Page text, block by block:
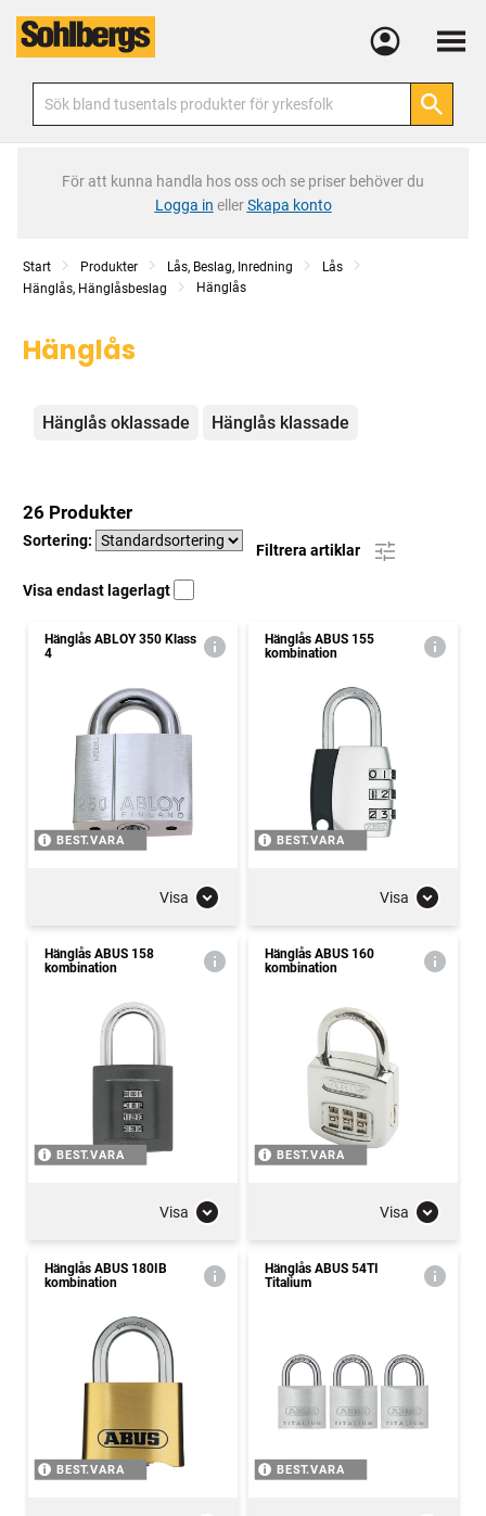
Meny
För att kunna handla hos oss och se priser behöver du
Logga in ellerSkapa konto
Start Produkter Lås, Beslag, Inredning
Lås
Hänglås, Hänglåsbeslag
Hänglås
Hänglås
Kategorier
Hänglås oklassade Hänglås klassade
26 Produkter
Sortering:
Filtrera artiklar
Visa endast lagerlagt
Hänglås ABLOY 350 Klass
4
BEST.VARA
Visa
Hänglås ABUS 155
kombination
BEST.VARA
Visa
Hänglås ABUS 158
kombination
BEST.VARA
Visa
Hänglås ABUS 160
kombination
BEST.VARA
Visa
Hänglås ABUS 180IB
kombination
BEST.VARA
Hänglås ABUS 54TI
Titalium
BEST.VARA